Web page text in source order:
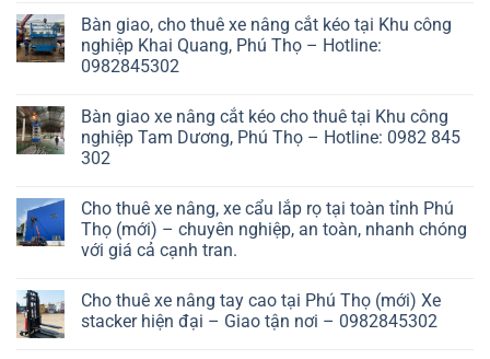
Bàn giao, cho thuê xe nâng cắt kéo tại Khu công
nghiệp Khai Quang, Phú Thọ – Hotline:
0982845302
Bàn giao xe nâng cắt kéo cho thuê tại Khu công
nghiệp Tam Dương, Phú Thọ – Hotline: 0982 845
302
Cho thuê xe nâng, xe cẩu lắp rọ tại toàn tỉnh Phú
Thọ (mới) – chuyên nghiệp, an toàn, nhanh chóng
với giá cả cạnh tran.
Cho thuê xe nâng tay cao tại Phú Thọ (mới) Xe
stacker hiện đại – Giao tận nơi – 0982845302